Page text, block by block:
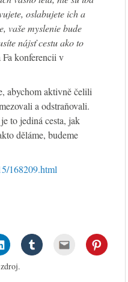
oslabujete ich a
vaše myslenie bude
nájsť cestu ako to
konferencii v
abychom aktivně čelili
a odstraňovali.
to jediná cesta, jak
děláme, budeme
168209.html